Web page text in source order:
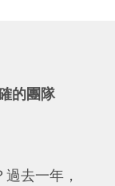
的團隊
去一年，